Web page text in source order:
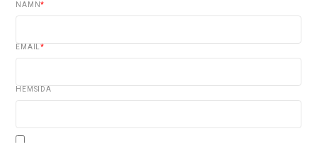
NAMN*
EMAIL*
HEMSIDA